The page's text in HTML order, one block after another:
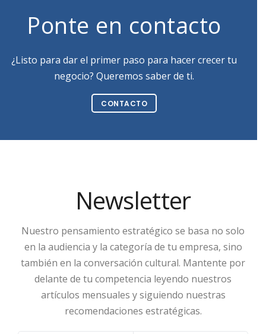
Ponte en contacto
¿Listo para dar el primer paso para hacer crecer tu
negocio? Queremos saber de ti.
CONTACTO
Newsletter
Nuestro pensamiento estratégico se basa no solo
en la audiencia y la categoría de tu empresa, sino
también en la conversación cultural. Mantente por
delante de tu competencia leyendo nuestros
artículos mensuales y siguiendo nuestras
recomendaciones estratégicas.